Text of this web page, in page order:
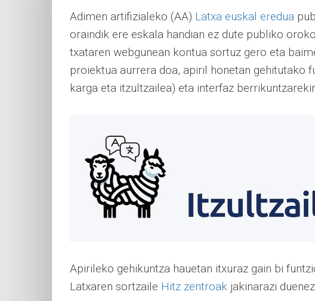
Adimen artifizialeko (AA) Latxa euskal eredua
oraindik ere eskala handian ez dute publiko
txataren webgunean kontua sortuz gero eta
proiektua aurrera doa, apiril honetan gehitutako
karga eta itzultzailea) eta interfaz
Apirileko gehikuntza hauetan itxuraz gain bi
Latxaren sortzaile Hitz zentroak jakinarazi